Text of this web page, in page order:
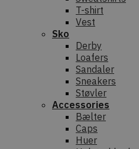
T-shirt
Vest
Sko
Derby
Loafers
Sandaler
Sneakers
Støvler
Accessories
Bælter
Caps
Huer